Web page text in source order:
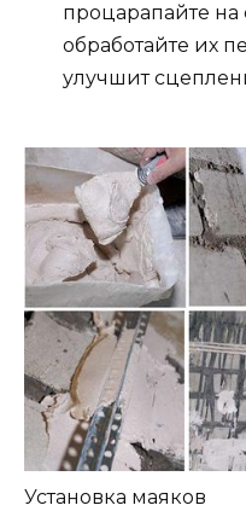
процарапайте на
обработайте их
улучшит
Установка маяков